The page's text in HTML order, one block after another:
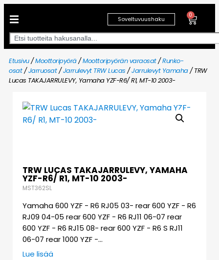
Soveltuvuushaku
0
Etusivu/Moottoripyörä/Moottoripyörän varaosat/Runko-
osat/Jarruosat/Jarrulevyt TRW Lucas /Jarrulevyt Yamaha/ TRW
Lucas TAKAJARRULEVY, Yamaha YZF-R6/ R1, MT-10 2003-
TRW LUCAS TAKAJARRULEVY, YAMAHA
YZF-R6/ R1, MT-10 2003-
MST362SL
Yamaha 600 YZF - R6 RJ05 03- rear 600 YZF - R6
RJ09 04-05 rear 600 YZF - R6 RJ11 06-07 rear
600 YZF - R6 RJ15 08- rear 600 YZF - R6 S RJ11
06-07 rear 1000 YZF -…
Lue lisää